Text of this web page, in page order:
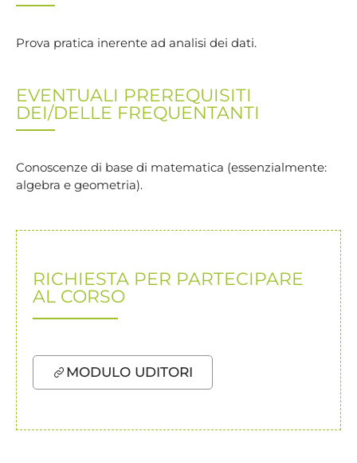
Prova pratica inerente ad analisi dei dati.
EVENTUALI PREREQUISITI
DEI/DELLE FREQUENTANTI
Conoscenze di base di matematica (essenzialmente:
algebra e geometria).
RICHIESTA PER PARTECIPARE
AL CORSO
MODULO UDITORI